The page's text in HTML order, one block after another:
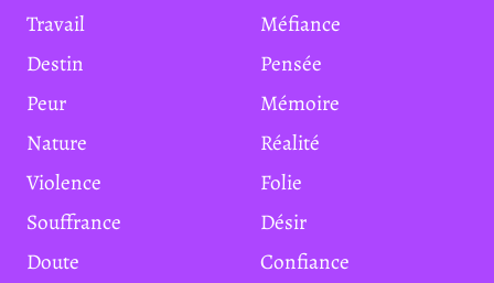
Travail
Méfiance
Destin
Pensée
Peur
Mémoire
Nature
Réalité
Violence
Folie
Souffrance
Désir
Doute
Confiance